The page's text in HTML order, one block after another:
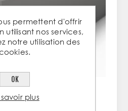
en acier
PC
permettent d'offrir
utilisant nos services,
notre utilisation des
OK
savoir plus